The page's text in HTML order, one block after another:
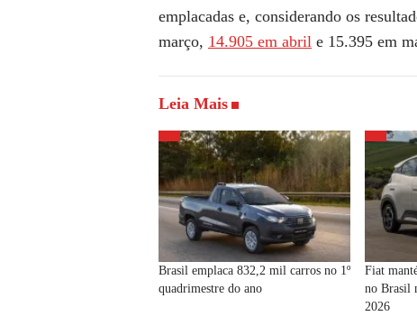
emplacadas e, considerando os
março, 14.905 em abril e 15.395 em
Leia Mais
Brasil emplaca 832,2 mil carros no 1º
quadrimestre do ano
Fiat
no Brasil
2026